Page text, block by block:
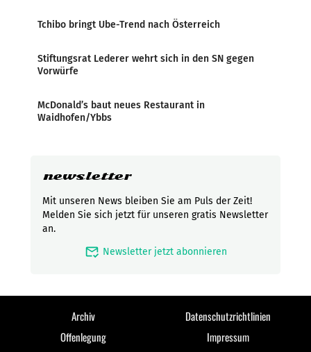
Tchibo bringt Ube-Trend nach Österreich
Stiftungsrat Lederer wehrt sich in den SN gegen
Vorwürfe
McDonald’s baut neues Restaurant in
Waidhofen/Ybbs
newsletter
Mit unseren News bleiben Sie am Puls der Zeit!
Melden Sie sich jetzt für unseren gratis Newsletter
an.
mark_email_read Newsletter jetzt abonnieren
Archiv
Datenschutzrichtlinien
Offenlegung
Impressum